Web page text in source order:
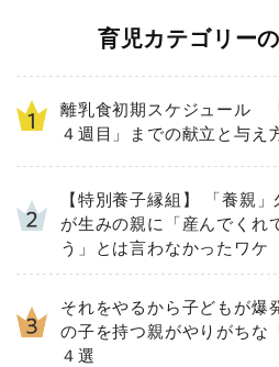
育児カテゴリー
離乳食初期スケジュール
４週目」までの献立と与え
【特別養子縁組】 「養親
が生みの親に「産んでくれ
う」とは言わなかったワケ
それをやるから子どもが
の子を持つ親がやりがちな
４選